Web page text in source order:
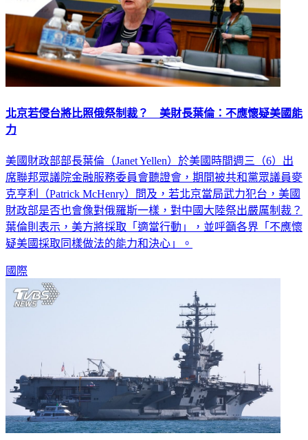
北京若侵台將比照俄祭制裁？ 美財長葉倫：不應懷疑美國能
力
美國財政部部長葉倫（Janet Yellen）於美國時間週三（6）出
席聯邦眾議院金融服務委員會聽證會，期間被共和黨眾議員麥
克亨利（Patrick McHenry）問及，若北京當局武力犯台，美國
財政部是否也會像對俄羅斯一樣，對中國大陸祭出嚴厲制裁？
葉倫則表示，美方將採取「適當行動」，並呼籲各界「不應懷
疑美國採取同樣做法的能力和決心」。
國際